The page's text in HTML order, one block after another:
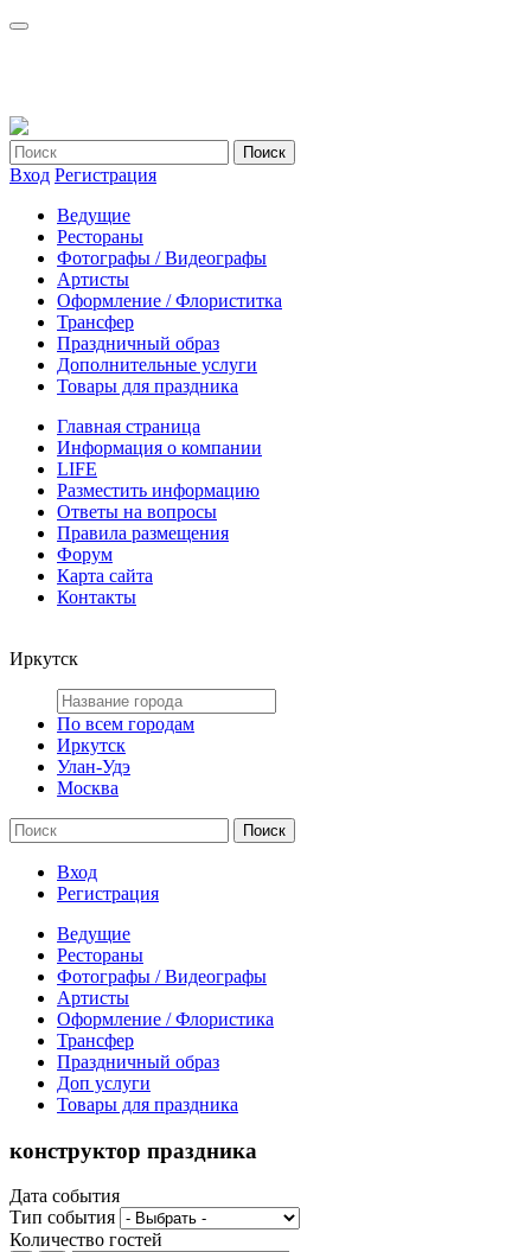
Вход Регистрация
Ведущие
Рестораны
Фотографы / Видеографы
Артисты
Оформление / Флориститка
Трансфер
Праздничный образ
Дополнительные услуги
Товары для праздника
Главная страница
Информация о компании
LIFE
Разместить информацию
Ответы на вопросы
Правила размещения
Форум
Карта сайта
Контакты
Иркутск
По всем городам
Иркутск
Улан-Удэ
Москва
Вход
Регистрация
Ведущие
Рестораны
Фотографы / Видеографы
Артисты
Оформление / Флористика
Трансфер
Праздничный образ
Доп услуги
Товары для праздника
конструктор праздника
Дата события
Тип события
Количество гостей